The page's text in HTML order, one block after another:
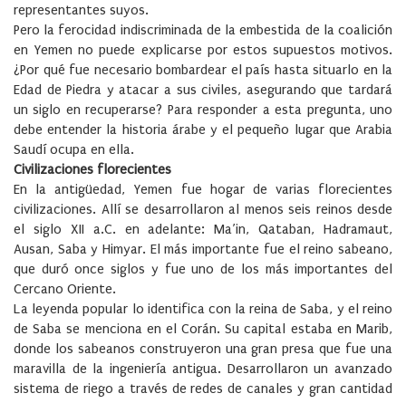
representantes suyos.
Pero la ferocidad indiscriminada de la embestida de la coalición
en Yemen no puede explicarse por estos supuestos motivos.
¿Por qué fue necesario bombardear el país hasta situarlo en la
Edad de Piedra y atacar a sus civiles, asegurando que tardará
un siglo en recuperarse? Para responder a esta pregunta, uno
debe entender la historia árabe y el pequeño lugar que Arabia
Saudí ocupa en ella.
Civilizaciones florecientes
En la antigüedad, Yemen fue hogar de varias florecientes
civilizaciones. Allí se desarrollaron al menos seis reinos desde
el siglo XII a.C. en adelante: Ma’in, Qataban, Hadramaut,
Ausan, Saba y Himyar. El más importante fue el reino sabeano,
que duró once siglos y fue uno de los más importantes del
Cercano Oriente.
La leyenda popular lo identifica con la reina de Saba, y el reino
de Saba se menciona en el Corán. Su capital estaba en Marib,
donde los sabeanos construyeron una gran presa que fue una
maravilla de la ingeniería antigua. Desarrollaron un avanzado
sistema de riego a través de redes de canales y gran cantidad